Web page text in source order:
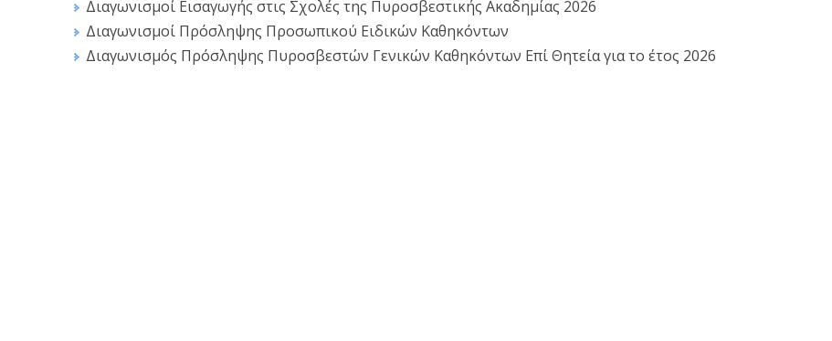
Διαγωνισμοί Εισαγωγής στις Σχολές της Πυροσβεστικής Ακαδημίας 2026
Διαγωνισμοί Πρόσληψης Προσωπικού Ειδικών Καθηκόντων
Διαγωνισμός Πρόσληψης Πυροσβεστών Γενικών Καθηκόντων Επί Θητεία για το έτος 2026